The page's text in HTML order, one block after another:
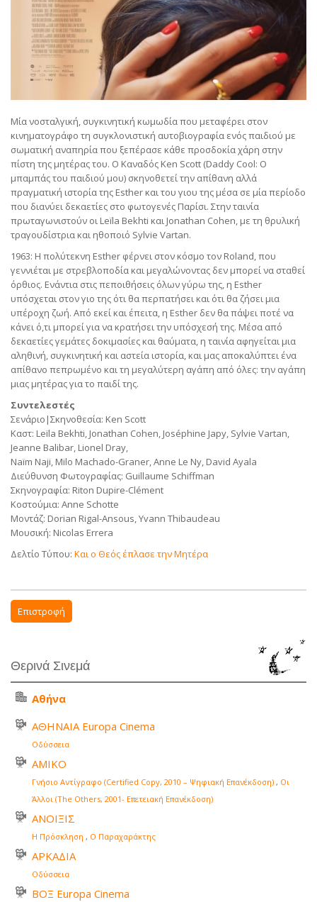
Μία νοσταλγική, συγκινητική κωμωδία που μεταφέρει στον
κινηματογράφο τη συγκλονιστική αυτοβιογραφία ενός παιδιού με
σωματική αναπηρία που ξεπέρασε κάθε προσδοκία χάρη στην
πίστη της μητέρας του. Ο Καναδός Ken Scott (Daddy Cool: Ο
μπαμπάς του παιδιού μου) σκηνοθετεί την απίθανη αλλά
πραγματική ιστορία της Esther και του γιου της μέσα σε μία περίοδο
που διανύει δεκαετίες στο φωτογενές Παρίσι. Στην ταινία
πρωταγωνιστούν οι Leïla Bekhti και Jonathan Cohen, με τη θρυλική
τραγουδίστρια και ηθοποιό Sylvie Vartan.
1963: Η πολύτεκνη Esther φέρνει στον κόσμο τον Roland, που
γεννιέται με στρεβλοποδία και μεγαλώνοντας δεν μπορεί να σταθεί
όρθιος. Ενάντια στις πεποιθήσεις όλων γύρω της, η Esther
υπόσχεται στον γιο της ότι θα περπατήσει και ότι θα ζήσει μια
υπέροχη ζωή. Από εκεί και έπειτα, η Esther δεν θα πάψει ποτέ να
κάνει ό,τι μπορεί για να κρατήσει την υπόσχεσή της. Μέσα από
δεκαετίες γεμάτες δοκιμασίες και θαύματα, η ταινία αφηγείται μια
αληθινή, συγκινητική και αστεία ιστορία, και μας αποκαλύπτει ένα
απίθανο πεπρωμένο και τη μεγαλύτερη αγάπη από όλες: την αγάπη
μιας μητέρας για το παιδί της.
Συντελεστές
Σενάριο|Σκηνοθεσία: Ken Scott
Καστ: Leïla Bekhti, Jonathan Cohen, Joséphine Japy, Sylvie Vartan,
Jeanne Balibar, Lionel Dray,
Naïm Naji, Milo Machado-Graner, Anne Le Ny, David Ayala
Διεύθυνση Φωτογραφίας: Guillaume Schiffman
Σκηνογραφία: Riton Dupire-Clément
Κοστούμια: Anne Schotte
Μοντάζ: Dorian Rigal-Ansous, Yvann Thibaudeau
Μουσική: Nicolas Errera
Δελτίο Τύπου: Και ο Θεός έπλασε την Μητέρα
Επιστροφή
Θερινά Σινεμά
Αθήνα
ΑΘΗΝΑΙΑ Europa Cinema
Οδύσσεια
ΑΜΙΚΟ
Γνήσιο Αντίγραφο (Certified Copy, 2010 – Ψηφιακή Επανέκδοση) , Οι
Άλλοι (The Others, 2001- Επετειακή Επανέκδοση)
ΑΝΟΙΞΙΣ
Η Πρόσκληση , Ο Παραχαράκτης
ΑΡΚΑΔΙΑ
Οδύσσεια
ΒΟΞ Europa Cinema